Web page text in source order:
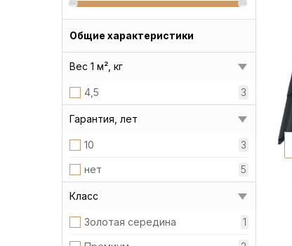
Общие характеристики
Вес 1 м², кг
4,5 3
Гарантия, лет
10 3
нет 5
Класс
Золотая середина 1